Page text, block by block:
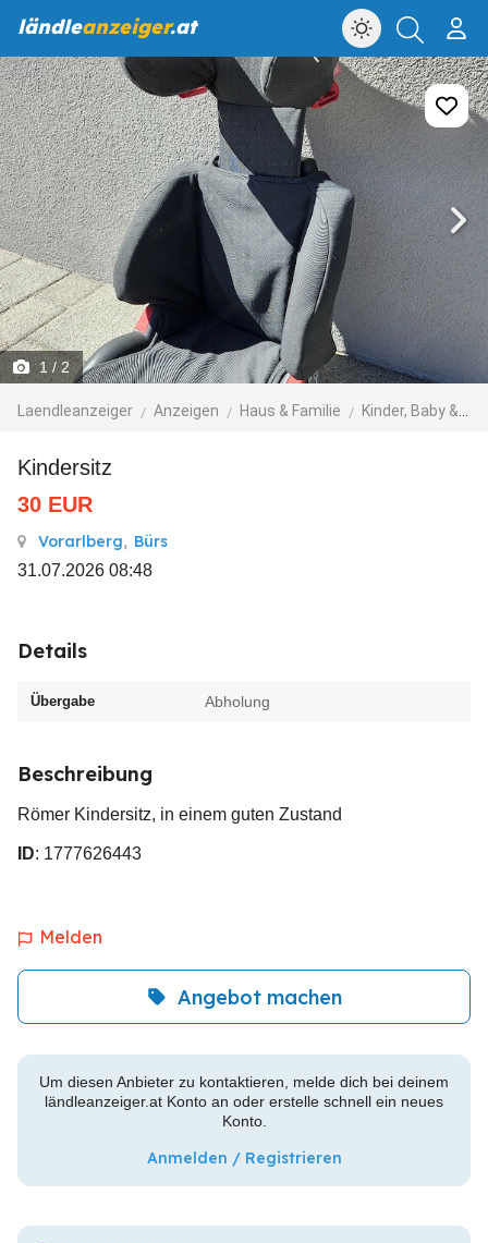
ländleanzeiger.at
1 / 2
Laendleanzeiger Anzeigen Haus & Familie Kinder, Baby & Spielzeug
Kindersitz
30 EUR
Vorarlberg, Bürs
31.07.2026 08:48
Details
Übergabe Abholung
Beschreibung
Römer Kindersitz, in einem guten Zustand
ID: 1777626443
Melden
Angebot machen
Um diesen Anbieter zu kontaktieren, melde dich bei deinem
ländleanzeiger.at Konto an oder erstelle schnell ein neues
Konto.
Anmelden / Registrieren